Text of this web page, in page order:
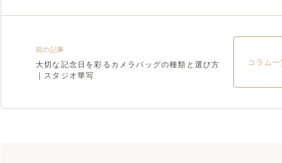
前の記事
大切な記念日を彩るカメラバッグの種類と選び方
｜スタジオ華写
コラム一